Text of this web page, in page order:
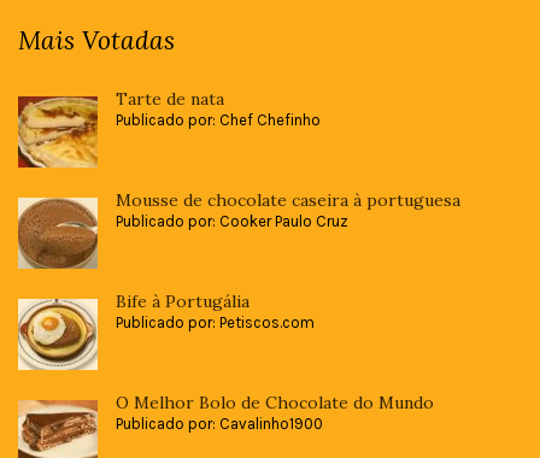
Mais Votadas
Tarte de nata
Publicado por: Chef Chefinho
Mousse de chocolate caseira à portuguesa
Publicado por: Cooker Paulo Cruz
Bife à Portugália
Publicado por: Petiscos.com
O Melhor Bolo de Chocolate do Mundo
Publicado por: Cavalinho1900